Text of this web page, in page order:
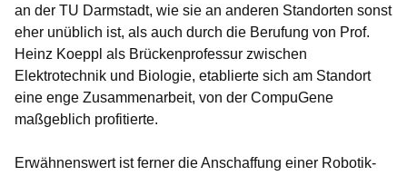
an der TU Darmstadt, wie sie an anderen Standorten sonst
eher unüblich ist, als auch durch die Berufung von Prof.
Heinz Koeppl als Brückenprofessur zwischen
Elektrotechnik und Biologie, etablierte sich am Standort
eine enge Zusammenarbeit, von der CompuGene
maßgeblich profitierte.
Erwähnenswert ist ferner die Anschaffung einer Robotik-